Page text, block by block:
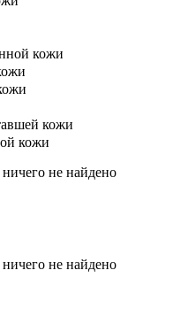
кожи
кожи
кожи
не найдено
не найдено